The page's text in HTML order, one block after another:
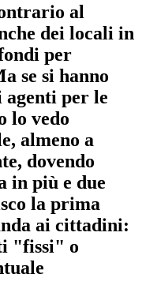
al
dei locali in
per
se si hanno
per le
lo vedo
almeno a
dovendo
in più e due
la prima
ai cittadini:
"fissi" o